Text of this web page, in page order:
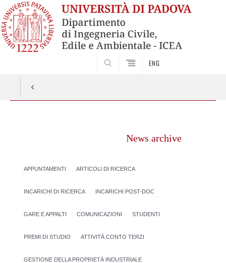
ENG
News archive
APPUNTAMENTI ARTICOLI DI RICERCA
INCARICHI DI RICERCA INCARICHI POST-DOC
GARE E APPALTI COMUNICAZIONI STUDENTI
PREMI DI STUDIO ATTIVITÀ CONTO TERZI
GESTIONE DELLA PROPRIETÀ INDUSTRIALE